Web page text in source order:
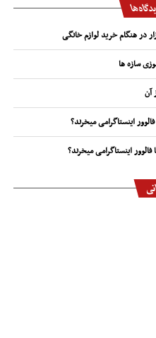
در هنگام خرید لوازم خانگی
سازه ها
آن
اینستاگرامی میخرند؟
اینستاگرامی میخرند؟